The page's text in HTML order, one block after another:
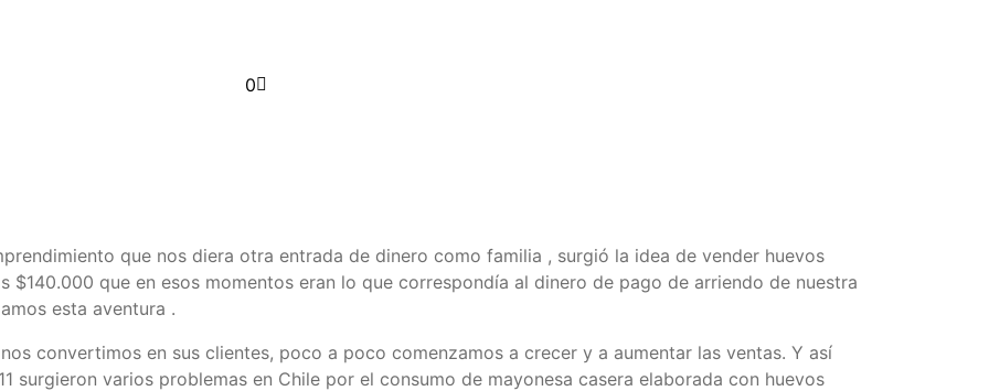
0
que nos diera otra entrada de dinero como familia , surgió la idea de vender huevos
$140.000 que en esos momentos eran lo que correspondía al dinero de pago de arriendo de nuestra
esta aventura .
convertimos en sus clientes, poco a poco comenzamos a crecer y a aumentar las ventas. Y así
surgieron varios problemas en Chile por el consumo de mayonesa casera elaborada con huevos